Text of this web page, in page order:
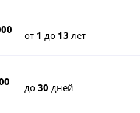
от 1 до 13 лет
до30 дней